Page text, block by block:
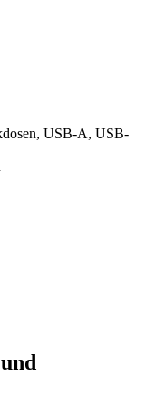
USB-A, USB-